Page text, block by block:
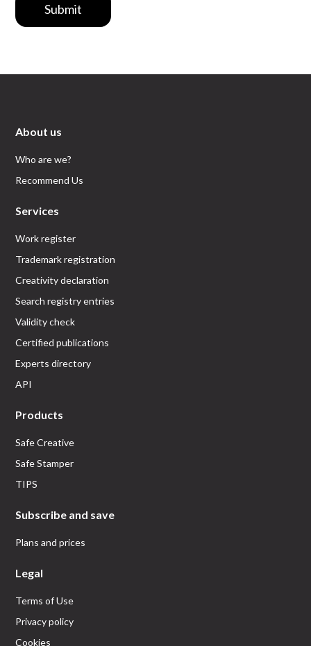
Submit
About us
Who are we?
Recommend Us
Services
Work register
Trademark registration
Creativity declaration
Search registry entries
Validity check
Certified publications
Experts directory
API
Products
Safe Creative
Safe Stamper
TIPS
Subscribe and save
Plans and prices
Legal
Terms of Use
Privacy policy
Cookies